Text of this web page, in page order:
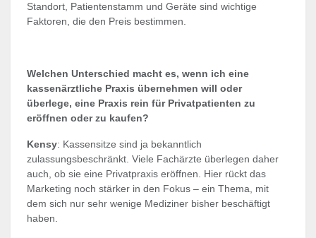
Standort, Patientenstamm und Geräte sind wichtige
Faktoren, die den Preis bestimmen.
Welchen Unterschied macht es, wenn ich eine
kassenärztliche Praxis übernehmen will oder
überlege, eine Praxis rein für Privatpatienten zu
eröffnen oder zu kaufen?
Kensy: Kassensitze sind ja bekanntlich
zulassungsbeschränkt. Viele Fachärzte überlegen daher
auch, ob sie eine Privatpraxis eröffnen. Hier rückt das
Marketing noch stärker in den Fokus – ein Thema, mit
dem sich nur sehr wenige Mediziner bisher beschäftigt
haben.